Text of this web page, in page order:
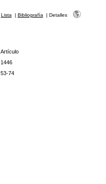
Lista | Bibliografía | Detalles
Artículo
1446
53-74